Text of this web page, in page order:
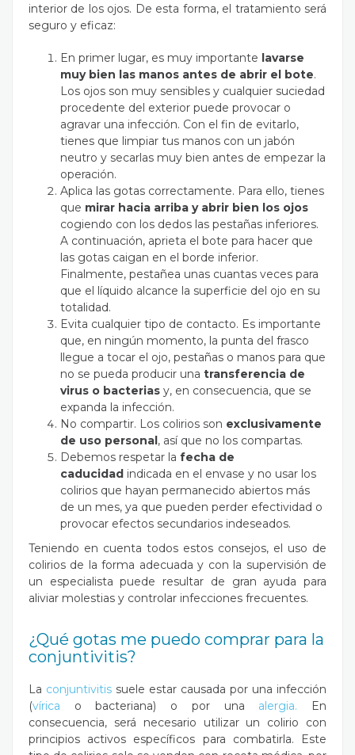
interior de los ojos. De esta forma, el tratamiento será
seguro y eficaz:
En primer lugar, es muy importante lavarse
muy bien las manos antes de abrir el bote.
Los ojos son muy sensibles y cualquier suciedad
procedente del exterior puede provocar o
agravar una infección. Con el fin de evitarlo,
tienes que limpiar tus manos con un jabón
neutro y secarlas muy bien antes de empezar la
operación.
Aplica las gotas correctamente. Para ello, tienes
que mirar hacia arriba y abrir bien los ojos
cogiendo con los dedos las pestañas inferiores.
A continuación, aprieta el bote para hacer que
las gotas caigan en el borde inferior.
Finalmente, pestañea unas cuantas veces para
que el líquido alcance la superficie del ojo en su
totalidad.
Evita cualquier tipo de contacto. Es importante
que, en ningún momento, la punta del frasco
llegue a tocar el ojo, pestañas o manos para que
no se pueda producir una transferencia de
virus o bacterias y, en consecuencia, que se
expanda la infección.
No compartir. Los colirios son exclusivamente
de uso personal, así que no los compartas.
Debemos respetar la fecha de
caducidad indicada en el envase y no usar los
colirios que hayan permanecido abiertos más
de un mes, ya que pueden perder efectividad o
provocar efectos secundarios indeseados.
Teniendo en cuenta todos estos consejos, el uso de
colirios de la forma adecuada y con la supervisión de
un especialista puede resultar de gran ayuda para
aliviar molestias y controlar infecciones frecuentes.
¿Qué gotas me puedo comprar para la
conjuntivitis?
La conjuntivitis suele estar causada por una infección
(vírica o bacteriana) o por una alergia. En
consecuencia, será necesario utilizar un colirio con
principios activos específicos para combatirla. Este